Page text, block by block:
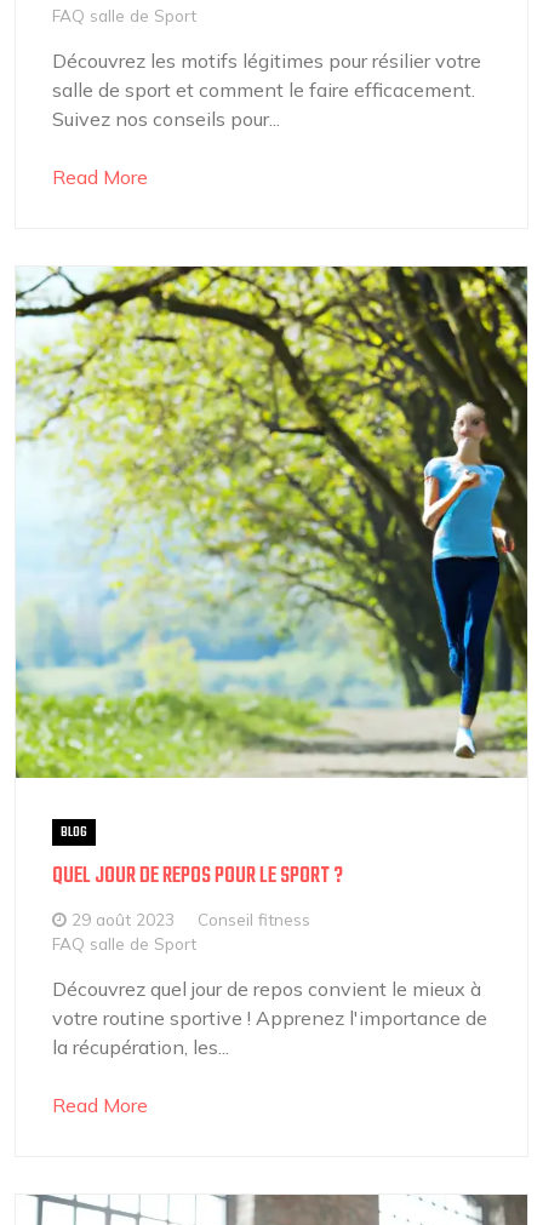
FAQ salle de Sport
Découvrez les motifs légitimes pour résilier votre
salle de sport et comment le faire efficacement.
Suivez nos conseils pour...
Read More
BLOG
QUEL JOUR DE REPOS POUR LE SPORT ?
29 août 2023
Conseil fitness
FAQ salle de Sport
Découvrez quel jour de repos convient le mieux à
votre routine sportive ! Apprenez l'importance de
la récupération, les...
Read More